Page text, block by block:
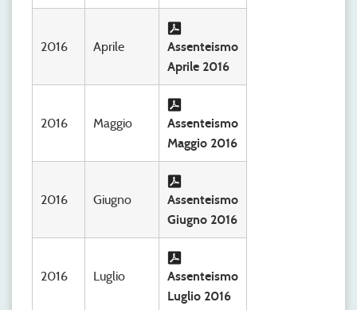
2016 Aprile
Assenteismo
Aprile 2016
2016 Maggio
Assenteismo
Maggio 2016
2016 Giugno
Assenteismo
Giugno 2016
2016 Luglio
Assenteismo
Luglio 2016